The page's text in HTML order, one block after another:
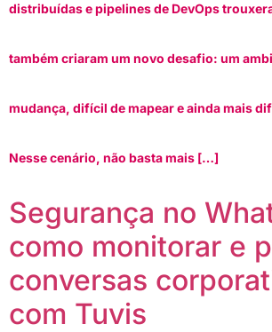
distribuídas e pipelines de DevOps
também criaram um novo desafio: um
mudança, difícil de mapear e ainda mais
Nesse cenário, não basta mais […]
Segurança no
como monitorar e
conversas
com Tuvis